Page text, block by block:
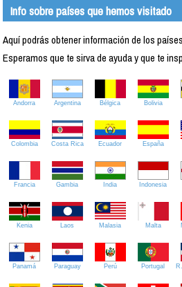
Info sobre países que hemos visitado
Aquí podrás obtener información de los
Esperamos que te sirva de ayuda y que te
Andorra Argentina Bélgica Bolivia
Colombia Costa Rica Ecuador España
Francia Gambia India Indonesia
Kenia Laos Malasia Malta
Panamá Paraguay Perú Portugal